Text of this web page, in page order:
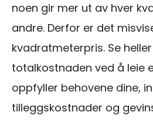
noen gir mer ut av hver
andre. Derfor er det
kvadratmeterpris. Se
totalkostnaden ved å leie
oppfyller behovene dine,
tilleggskostnader og